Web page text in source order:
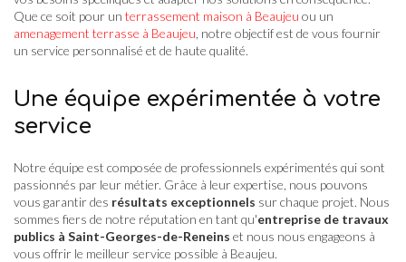
Que ce soit pour un terrassement maison à Beaujeu ou un
amenagement terrasse à Beaujeu , notre objectif est de vous fournir
un service personnalisé et de haute qualité.
Une équipe expérimentée à votre
service
Notre équipe est composée de professionnels expérimentés qui sont
passionnés par leur métier. Grâce à leur expertise, nous pouvons
vous garantir des résultats exceptionnels sur chaque projet. Nous
sommes fiers de notre réputation en tant qu'entreprise de travaux
publics à Saint-Georges-de-Reneins et nous nous engageons à
vous offrir le meilleur service possible à Beaujeu.